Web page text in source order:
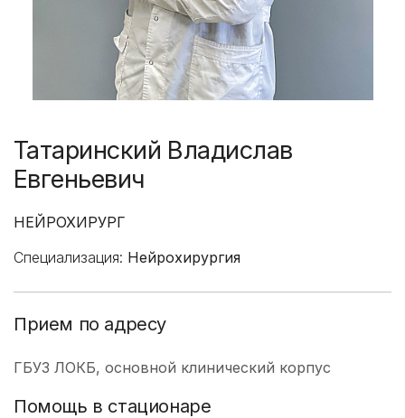
Татаринский Владислав
Евгеньевич
НЕЙРОХИРУРГ
Специализация: Нейрохирургия
Прием по адресу
ГБУЗ ЛОКБ, основной клинический корпус
Помощь в стационаре